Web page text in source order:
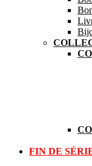
FIN DE